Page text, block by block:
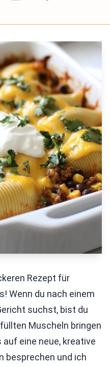
Rezept für
Wenn du nach einem
suchst, bist du
Muscheln bringen
eine neue, kreative
besprechen und ich